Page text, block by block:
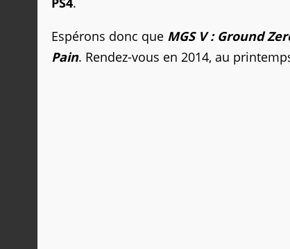
Espérons donc que MGS V : Ground
Pain. Rendez-vous en 2014, au